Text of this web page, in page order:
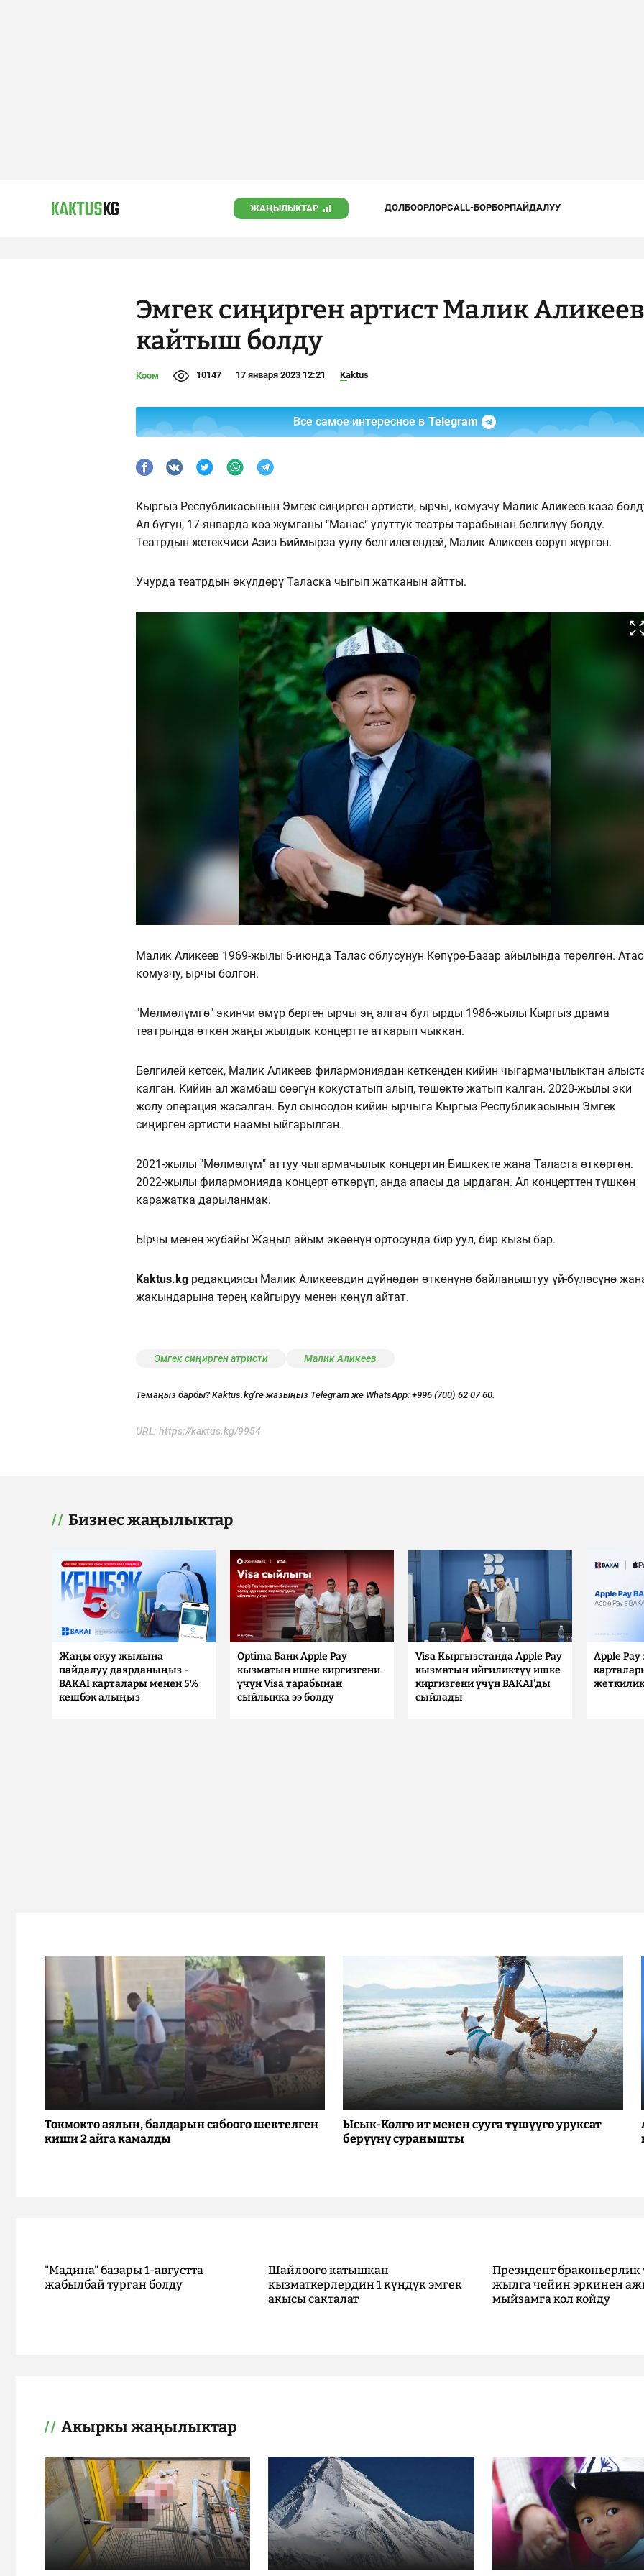
ЖАҢЫЛЫКТАР ДОЛБООРЛОРCALL-БОРБОРПАЙДАЛУУ
Эмгек сиңирген артист Малик Аликеев
кайтыш болду
Коом 10147 17 января 2023 12:21 Kaktus
Все самое интересное в Telegram
Кыргыз Республикасынын Эмгек сиңирген артисти, ырчы, комузчу Малик Аликеев каза
Ал бүгүн, 17-январда көз жумганы "Манас" улуттук театры тарабынан белгилүү болду.
Театрдын жетекчиси Азиз Биймырза уулу белгилегендей, Малик Аликеев ооруп жүргөн.
Учурда театрдын өкүлдөрү Таласка чыгып жатканын айтты.
Малик Аликеев 1969-жылы 6-июнда Талас облусунун Көпүрө-Базар айылында төрөлгөн.
комузчу, ырчы болгон.
"Мөлмөлүмгө" экинчи өмүр берген ырчы эң алгач бул ырды 1986-жылы Кыргыз драма
театрында өткөн жаңы жылдык концертте аткарып чыккан.
Белгилей кетсек, Малик Аликеев филармониядан кеткенден кийин чыгармачылыктан
калган. Кийин ал жамбаш сөөгүн кокустатып алып, төшөктө жатып калган. 2020-жылы эки
жолу операция жасалган. Бул сыноодон кийин ырчыга Кыргыз Республикасынын Эмгек
сиңирген артисти наамы ыйгарылган.
2021-жылы "Мөлмөлүм" аттуу чыгармачылык концертин Бишкекте жана Таласта өткөргөн.
2022-жылы филармонияда концерт өткөрүп, анда апасы да ырдаган. Ал концерттен түшкөн
каражатка дарыланмак.
Ырчы менен жубайы Жаңыл айым экөөнүн ортосунда бир уул, бир кызы бар.
Kaktus.kg редакциясы Малик Аликеевдин дүйнөдөн өткөнүнө байланыштуу үй-бүлөсүнө
жакындарына терең кайгыруу менен көңүл айтат.
Эмгек сиңирген атристи Малик Аликеев
Темаңыз барбы? Kaktus.kg'ге жазыңыз Telegram же WhatsApp: +996 (700) 62 07 60.
URL: https://kaktus.kg/9954
Бизнес жаңылыктар
Жаңы окуу жылына
пайдалуу даярданыңыз -
BAKAI карталары менен 5%
кешбэк алыңыз
Optima Банк Apple Pay
кызматын ишке киргизгени
үчүн Visa тарабынан
сыйлыкка ээ болду
Visa Кыргызстанда Apple Pay
кызматын ийгиликтүү ишке
киргизгени үчүн BAKAI'ды
сыйлады
Apple
Токмокто аялын, балдарын сабоого шектелген
киши 2 айга камалды
Ысык-Көлгө ит менен сууга түшүүгө уруксат
берүүнү суранышты
"Мадина" базары 1-августта
жабылбай турган болду
Шайлоого катышкан
кызматкерлердин 1 күндүк эмгек
акысы сакталат
Президент браконьерлик
жылга чейин эркинен
мыйзамга кол койду
Акыркы жаңылыктар